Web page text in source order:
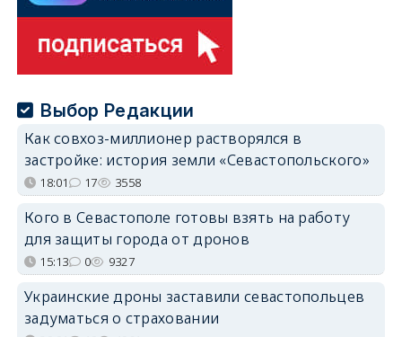
Выбор Редакции
Как совхоз-миллионер растворялся в
застройке: история земли «Севастопольского»
18:01 17 3558
Кого в Севастополе готовы взять на работу
для защиты города от дронов
15:13 0 9327
Украинские дроны заставили севастопольцев
задуматься о страховании